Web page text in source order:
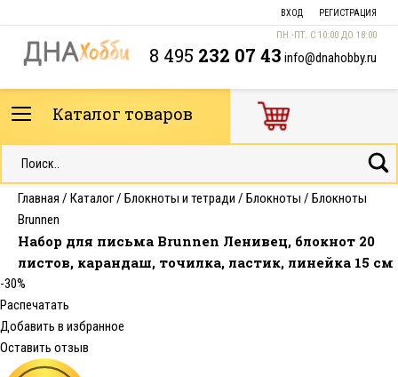
ВХОД РЕГИСТРАЦИЯ
ПН.-ПТ. С 10:00 ДО 18:00
8 495 232 07 43 info@dnahobby.ru
Каталог товаров
Главная / Каталог/ Блокноты и тетради / Блокноты / Блокноты
Brunnen
Набор для письма Brunnen Ленивец, блокнот 20
листов, карандаш, точилка, ластик, линейка 15 см
-30%
Распечатать
Добавить в избранное
Оставить отзыв